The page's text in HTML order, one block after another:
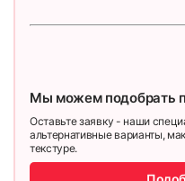
Мы можем подобрать
Оставьте заявку - наши
альтернативные варианты,
текстуре.